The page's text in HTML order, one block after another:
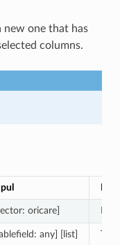
new one that has
columns.
oricare]
any] [list] The